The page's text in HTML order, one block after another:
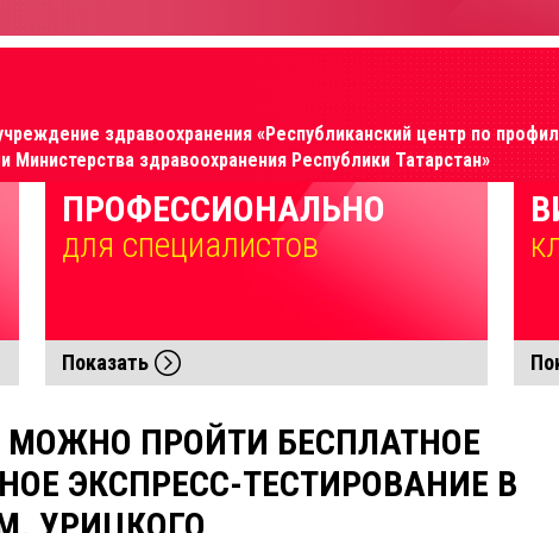
здравоохранения «Республиканский центр по
здравоохранения Республики Татарстан»
ПРОФЕССИОНАЛЬНО
для специалиcтов
Показать
МОЖНО ПРОЙТИ БЕСПЛАТНОЕ
ЭКСПРЕСС-ТЕСТИРОВАНИЕ В